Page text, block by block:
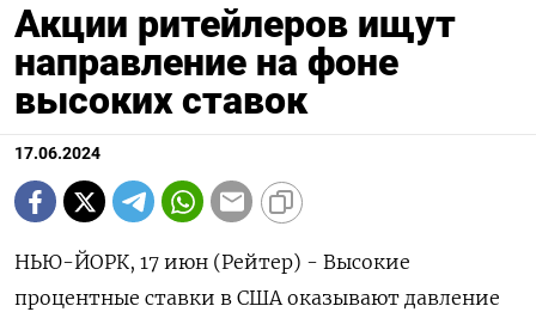
Акции ритейлеров ищут
направление на фоне
высоких ставок
17.06.2024
НЬЮ-ЙОРК, 17 июн (Рейтер) - Высокие
процентные ставки в США оказывают давление